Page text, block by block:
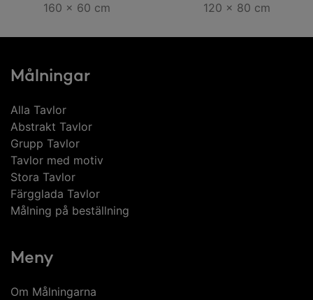
160 x 60 cm
120 x 80 cm
Målningar
Alla Tavlor
Abstrakt Tavlor
Grupp Tavlor
Tavlor med motiv
Stora Tavlor
Färgglada Tavlor
Målning på beställning
Meny
Om Målningarna